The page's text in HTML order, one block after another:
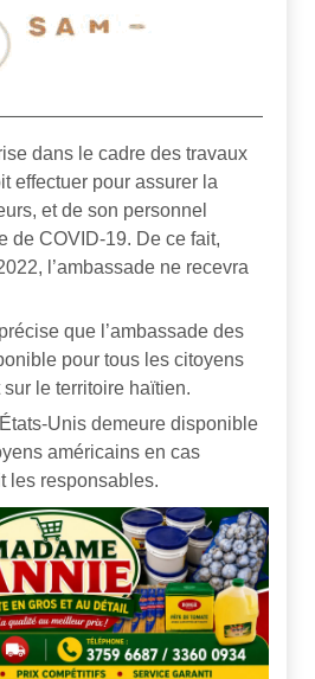
dans le cadre des travaux
effectuer pour assurer la
et de son personnel
de COVID-19. De ce fait,
l’ambassade ne recevra
que l’ambassade des
pour tous les citoyens
le territoire haïtien.
Unis demeure disponible
américains en cas
les responsables.